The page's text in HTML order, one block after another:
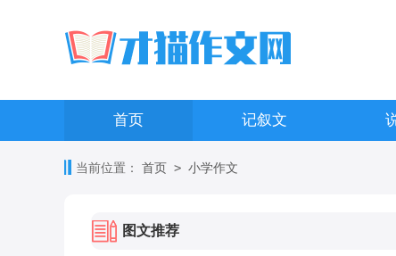
首页 记叙文
当前位置： 首页 > 小学作文
图文推荐